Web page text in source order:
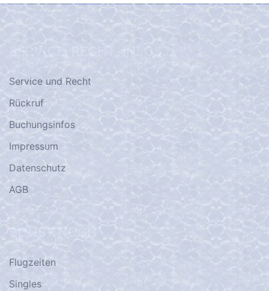
SERVICE, RECHT, INFOS…
Service und Recht
Rückruf
Buchungsinfos
Impressum
Datenschutz
AGB
SONST NOCH
Flugzeiten
Singles